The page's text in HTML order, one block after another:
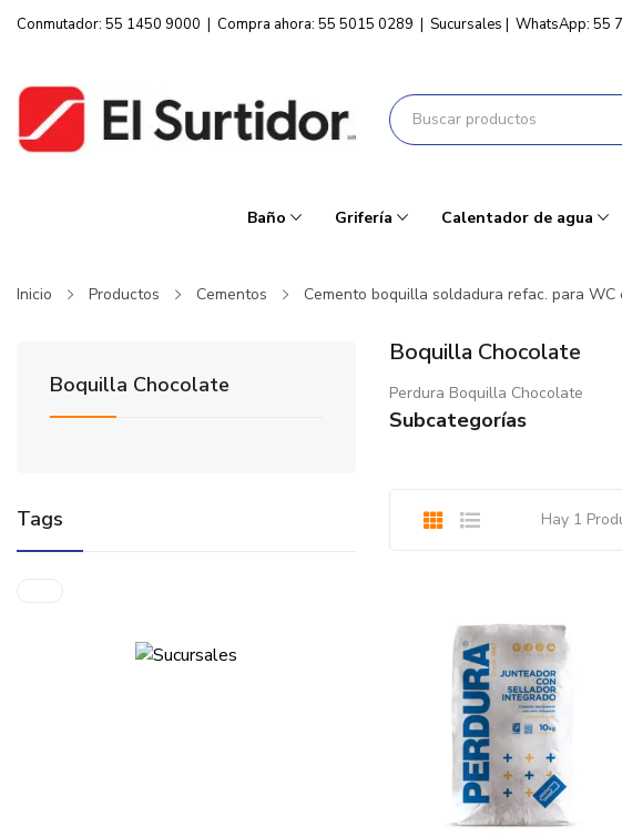
Conmutador: 55 1450 9000 | Compra ahora: 55 5015 0289 | Sucursales | WhatsApp: 55
Baño Grifería Calentador de agua
Inicio Productos Cementos Cemento boquilla soldadura refac. para WC
Boquilla Chocolate
Tags
Boquilla Chocolate
Perdura Boquilla Chocolate
Subcategorías
Hay 1